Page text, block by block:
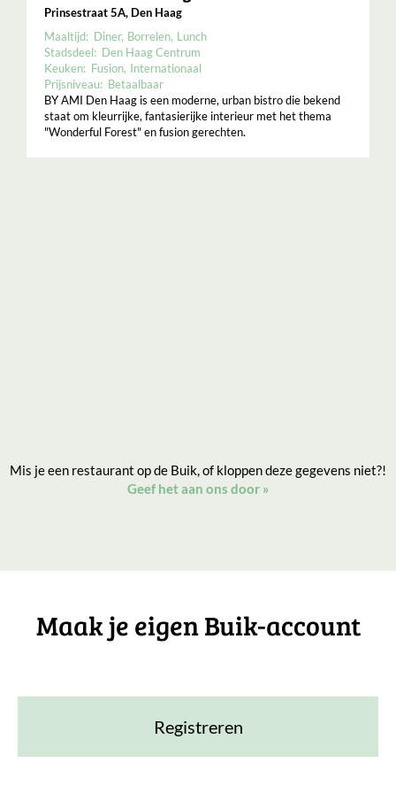
Prinsestraat 5A, Den Haag
Maaltijd: Diner Borrelen Lunch
Stadsdeel: Den Haag Centrum
Keuken: Fusion Internationaal
Prijsniveau: Betaalbaar
BY AMI Den Haag is een moderne, urban bistro die bekend
staat om kleurrijke, fantasierijke interieur met het thema
"Wonderful Forest" en fusion gerechten.
Mis je een restaurant op de Buik, of kloppen deze gegevens niet?!
Geef het aan ons door »
Maak je eigen Buik-account
Registreren